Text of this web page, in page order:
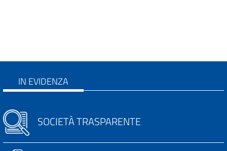
IN EVIDENZA
SOCIETÀ TRASPARENTE